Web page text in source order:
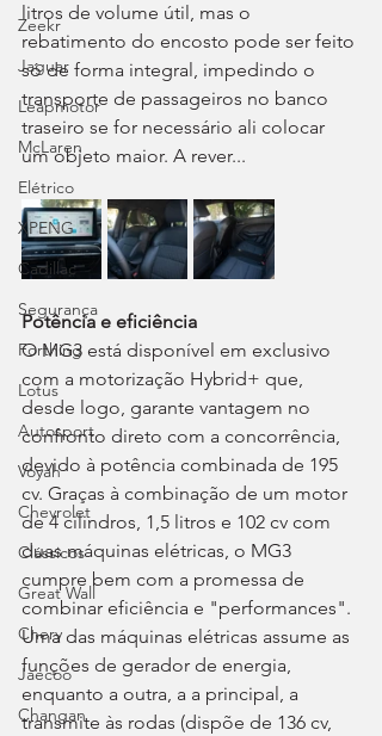
Zeekr
Jaguar
Leapmotor
McLaren
Elétrico
XPENG
Cadillac
Segurança
Forthing
Lotus
Autosport
Voyah
Chevrolet
Clássicos
Great Wall
Chery
Jaecoo
Changan
litros de volume útil, mas o
rebatimento do encosto pode ser feito
só de forma integral, impedindo o
transporte de passageiros no banco
traseiro se for necessário ali colocar
um objeto maior. A rever...
Potência e eficiência
O MG3 está disponível em exclusivo
com a motorização Hybrid+ que,
desde logo, garante vantagem no
confronto direto com a concorrência,
devido à potência combinada de 195
cv. Graças à combinação de um motor
de 4 cilindros, 1,5 litros e 102 cv com
duas máquinas elétricas, o MG3
cumpre bem com a promessa de
combinar eficiência e "performances".
Uma das máquinas elétricas assume as
funções de gerador de energia,
enquanto a outra, a a principal, a
transmite às rodas (dispõe de 136 cv,